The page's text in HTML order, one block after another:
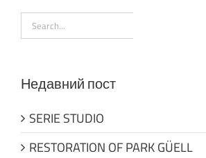
Search
for:
Недавний пост
SERIE STUDIO
RESTORATION OF PARK GÜELL